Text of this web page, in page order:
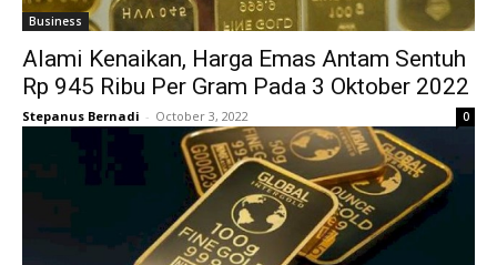
Business
Alami Kenaikan, Harga Emas Antam Sentuh
Rp 945 Ribu Per Gram Pada 3 Oktober 2022
Stepanus Bernadi - October 3, 2022 0